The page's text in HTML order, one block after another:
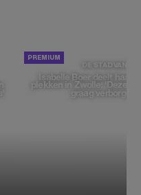
DE STAD VAN
Isabelle Boer deelt haar
plekken in Zwolle: 'Deze
graag verborgen'